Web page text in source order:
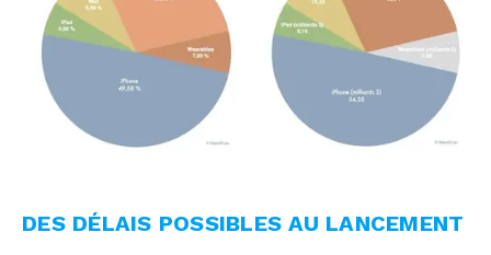
DES DÉLAIS POSSIBLES AU LANCEMENT